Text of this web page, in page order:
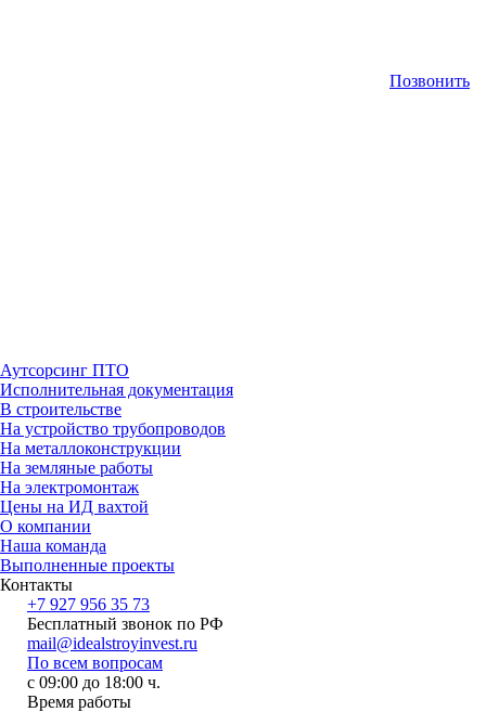
Позвонить
Аутсорсинг ПТО
Исполнительная документация
В строительстве
На устройство трубопроводов
На металлоконструкции
На земляные работы
На электромонтаж
Цены на ИД вахтой
О компании
Наша команда
Выполненные проекты
Контакты
+7 927 956 35 73
Бесплатный звонок по РФ
mail@idealstroyinvest.ru
По всем вопросам
с 09:00 до 18:00 ч.
Время работы